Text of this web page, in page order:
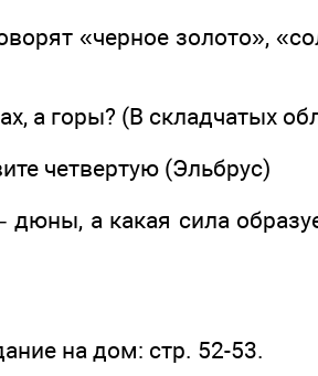
«черное золото»,
а горы? (В складчатых
четвертую (Эльбрус)
дюны, а какая сила
на дом: стр. 52-53.